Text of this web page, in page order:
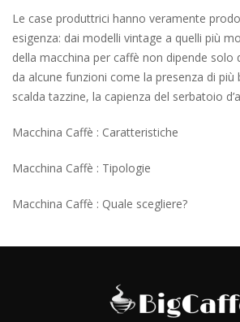
Le case produttrici hanno veramente
esigenza: dai modelli vintage a quelli più
della macchina per caffè non dipende solo
da alcune funzioni come la presenza di
scalda tazzine, la capienza del serbatoio
Macchina Caffè : Caratteristiche
Macchina Caffè : Tipologie
Macchina Caffè : Quale scegliere?